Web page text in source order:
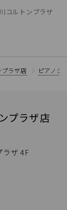
コルトンプラザ
プラザ店 ピアノシ
プラザ店
ザ 4F